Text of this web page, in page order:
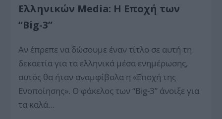
Ελληνικών Media: Η Εποχή των
“Big-3”
Αν έπρεπε να δώσουμε έναν τίτλο σε αυτή τη
δεκαετία για τα ελληνικά μέσα ενημέρωσης,
αυτός θα ήταν αναμφίβολα η «Εποχή της
Ενοποίησης». Ο φάκελος των “Big-3” άνοιξε για
τα καλά…